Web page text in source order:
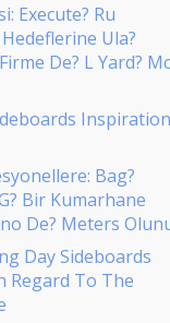
Execute? Ru
Ula?
De? L Yard?
Inspiration
Bag?
Bir Kumarhane
De? Meters
Day Sideboards
Regard To The